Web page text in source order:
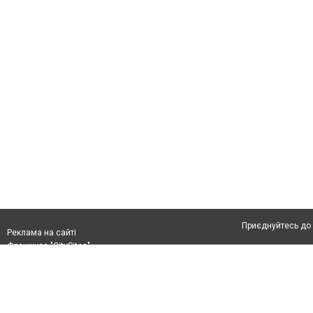
Реклама на сайті
Франшиза "CitySites"
Приєднуйтесь до